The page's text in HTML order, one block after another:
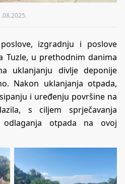
izgradnju i poslove
Tuzle, u prethodnim danima
uklanjanju divlje deponije
Nakon uklanjanja otpada,
i uređenju površine na
s ciljem sprječavanja
odlaganja otpada na ovoj